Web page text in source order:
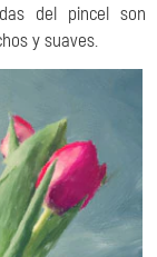
del pincel son
y suaves.